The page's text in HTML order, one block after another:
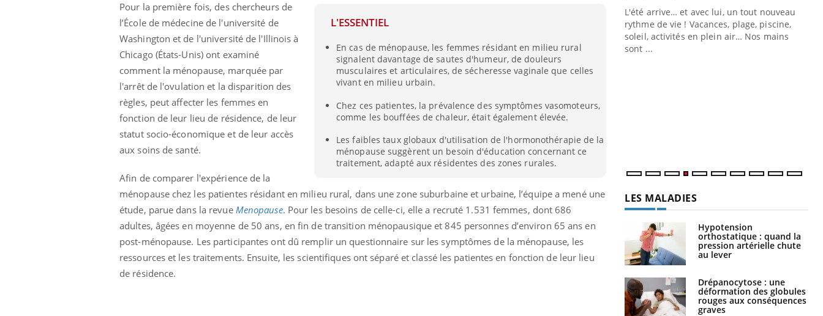
L'ESSENTIEL
En cas de ménopause, les femmes résidant en milieu rural
signalent davantage de sautes d'humeur, de douleurs
musculaires et articulaires, de sécheresse vaginale que celles
vivant en milieu urbain.
Chez ces patientes, la prévalence des symptômes vasomoteurs,
comme les bouffées de chaleur, était également élevée.
Les faibles taux globaux d'utilisation de l'hormonothérapie de la
ménopause suggèrent un besoin d'éducation concernant ce
traitement, adapté aux résidentes des zones rurales.
Pour la première fois, des chercheurs de
l’École de médecine de l'université de
Washington et de l'université de l'Illinois à
Chicago (États-Unis) ont examiné
comment la ménopause, marquée par
l'arrêt de l'ovulation et la disparition des
règles, peut affecter les femmes en
fonction de leur lieu de résidence, de leur
statut socio-économique et de leur accès
aux soins de santé.
Afin de comparer l'expérience de la
ménopause chez les patientes résidant en milieu rural, dans une zone suburbaine et urbaine, l’équipe a mené une
étude, parue dans la revue Menopause. Pour les besoins de celle-ci, elle a recruté 1.531 femmes, dont 686
adultes, âgées en moyenne de 50 ans, en fin de transition ménopausique et 845 personnes d’environ 65 ans en
post-ménopause. Les participantes ont dû remplir un questionnaire sur les symptômes de la ménopause, les
ressources et les traitements. Ensuite, les scientifiques ont séparé et classé les patientes en fonction de leur lieu
de résidence.
Il y a des sujets qui sont faciles à aborder...
d'autres non ! D'un côté, poser des
questions sur la maladie d'un proche c'est
Fatigue, irritabilité, brouillard mental ou
même alopécie… Les symptômes de la
carence en fer sont multiples ce qui la rend
...
L'été arrive… et avec lui, un tout nouveau
rythme de vie ! Vacances, plage, piscine,
soleil, activités en plein air… Nos mains
sont ...
LES MALADIES
Hypotension
orthostatique : quand la
pression artérielle chute
au lever
Drépanocytose : une
déformation des globules
rouges aux conséquences
graves